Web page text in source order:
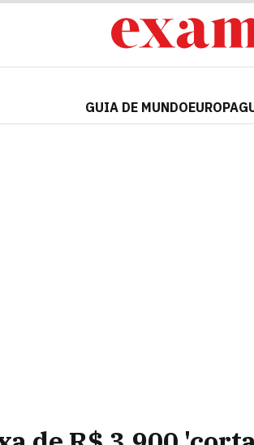
GUIA DE MUNDOEUROPA